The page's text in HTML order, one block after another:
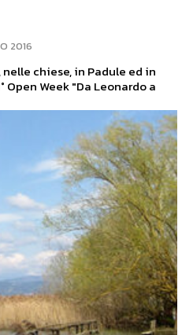
2016
chiese, in Padule ed in
Week "Da Leonardo a